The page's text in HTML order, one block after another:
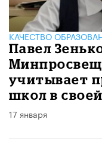
КАЧЕСТВО
Павел
учитывает
школ в
17 января